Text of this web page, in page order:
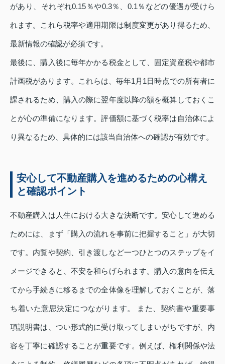
があり、それぞれ0.15％や0.3％、0.1％などの優遇が受けら
れます。これら税率や適用期限は制度変更があり得るため、
最新情報の確認が必須です。
最後に、購入後に毎年かかる税金として、固定資産税や都市
計画税があります。これらは、毎年1月1日時点での所有者に
課されるため、購入の際に翌年度以降の額を概算しておくこ
とが心の準備になります。評価額に基づく税率は自治体によ
り異なるため、具体的には該当自治体への確認が有効です。
安心して不動産購入を進めるための心構え
と確認ポイント
不動産購入は人生における大きな決断です。安心して進める
ためには、まず「購入の流れを事前に把握すること」が大切
です。内覧や契約、引き渡しなど一つひとつのステップをイ
メージできると、不安を和らげられます。購入の意向を伝え
てから手続きに移るまでの全体像を理解しておくことが、落
ち着いた意思決定につながります。 また、契約書や重要事
項説明書は、つい形式的に受け取ってしまいがちですが、内
容を丁寧に確認することが重要です。例えば、権利関係や法